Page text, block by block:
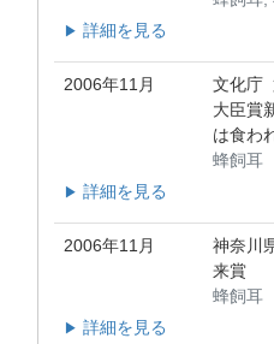
▶ 詳細を見る
2006年11月
文化庁
大臣賞
は食わ
蜂飼耳
▶ 詳細を見る
2006年11月
神奈川
来賞
蜂飼耳
▶ 詳細を見る